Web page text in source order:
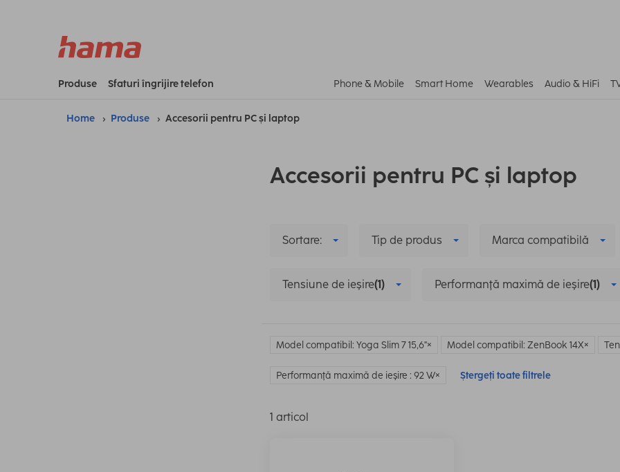
Produse Sfaturi îngrijire telefon Phone & Mobile Smart Home Wearables Audio & HiFi
Home Produse Accesorii pentru PC și laptop
Accesorii pentru PC și laptop
Sortare: Tip de produs Marca compatibilă
Tensiune de ieşire(1) Performanţă maximă de ieşire(1)
Model compatibil: Yoga Slim 7 15,6" Model compatibil: ZenBook 14X
Performanţă maximă de ieşire : 92 W Ștergeți toate filtrele
1 articol